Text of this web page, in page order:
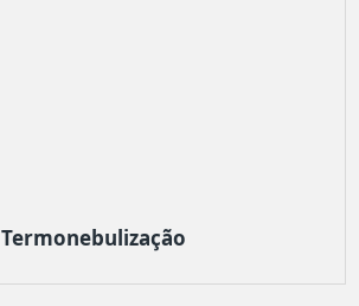
Termonebulização